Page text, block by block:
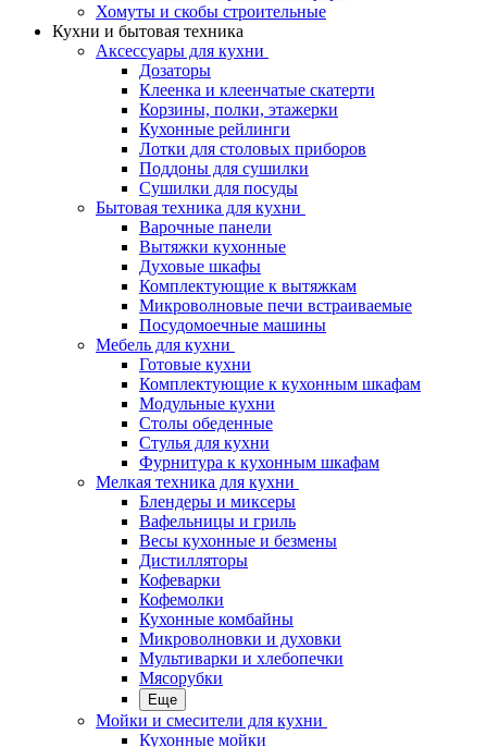
Хомуты и скобы строительные
Кухни и бытовая техника
Аксессуары для кухни
Дозаторы
Клеенка и клеенчатые скатерти
Корзины, полки, этажерки
Кухонные рейлинги
Лотки для столовых приборов
Поддоны для сушилки
Сушилки для посуды
Бытовая техника для кухни
Варочные панели
Вытяжки кухонные
Духовые шкафы
Комплектующие к вытяжкам
Микроволновые печи встраиваемые
Посудомоечные машины
Мебель для кухни
Готовые кухни
Комплектующие к кухонным шкафам
Модульные кухни
Столы обеденные
Стулья для кухни
Фурнитура к кухонным шкафам
Мелкая техника для кухни
Блендеры и миксеры
Вафельницы и гриль
Весы кухонные и безмены
Дистилляторы
Кофеварки
Кофемолки
Кухонные комбайны
Микроволновки и духовки
Мультиварки и хлебопечки
Мясорубки
Еще
Мойки и смесители для кухни
Кухонные мойки